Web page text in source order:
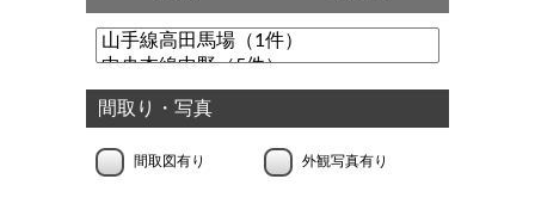
間取り・写真
間取図有り 外観写真有り